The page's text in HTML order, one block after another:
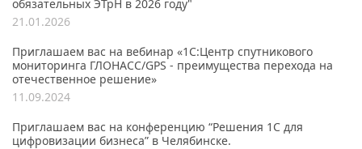
обязательных ЭТрН в 2026 году"
21.01.2026
Приглашаем вас на вебинар «1С:Центр спутникового
мониторинга ГЛОНАСС/GPS - преимущества перехода на
отечественное решение»
11.09.2024
Приглашаем вас на конференцию “Решения 1С для
цифровизации бизнеса” в Челябинске.